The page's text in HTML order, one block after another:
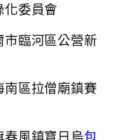
委員會
臨河區公營新
區拉僧廟鎮賽